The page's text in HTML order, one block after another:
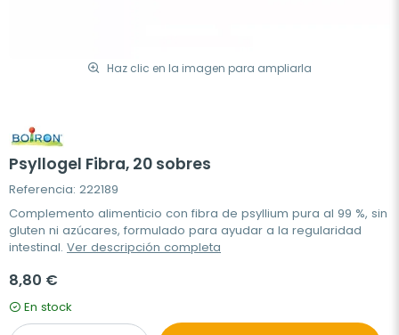
Haz clic en la imagen para ampliarla
Psyllogel Fibra, 20 sobres
Referencia: 222189
Complemento alimenticio con fibra de psyllium pura al 99 %, sin
gluten ni azúcares, formulado para ayudar a la regularidad
intestinal. Ver descripción completa
8,80 €
En stock